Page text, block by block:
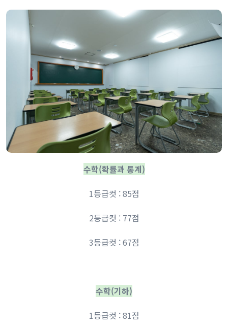
수학(확률과 통계)
1등급컷 : 85점
2등급컷 : 77점
3등급컷 : 67점
수학(기하)
1등급컷 : 81점